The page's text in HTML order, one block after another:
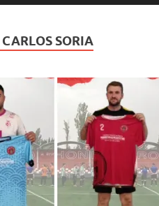
CARLOS SORIA